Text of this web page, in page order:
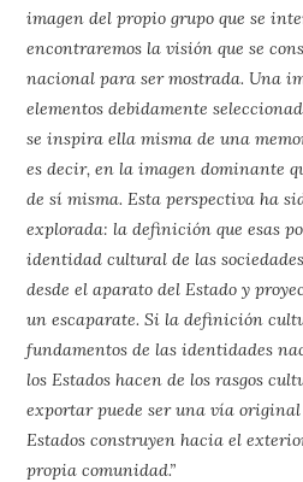
imagen del propio grupo que se
encontraremos la visión que se
nacional para ser mostrada. Una
elementos debidamente
se inspira ella misma de una
es decir, en la imagen dominante
de sí misma. Esta perspectiva ha
explorada: la definición que esas
identidad cultural de las
desde el aparato del Estado y
un escaparate. Si la definición
fundamentos de las identidades
los Estados hacen de los rasgos
exportar puede ser una vía
Estados construyen hacia el
propia comunidad.”